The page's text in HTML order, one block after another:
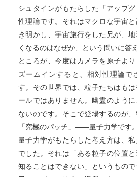
シュタインがもたらした「アップ
性理論です。それはマクロな宇宙
き明かし、宇宙旅行をした兄が、
くなるのはなぜか、という問いに答
ところが、今度はカメラを原子よ
ズームインすると、相対性理論で
す。その世界では、粒子たちはも
ールではありません。幽霊のよう
ないのです。そこで登場するのが
「究極のパッチ」——量子力学です。
量子力学がもたらした考え方は、
でした。それは「ある粒子の位置
知ることはできない」というもの